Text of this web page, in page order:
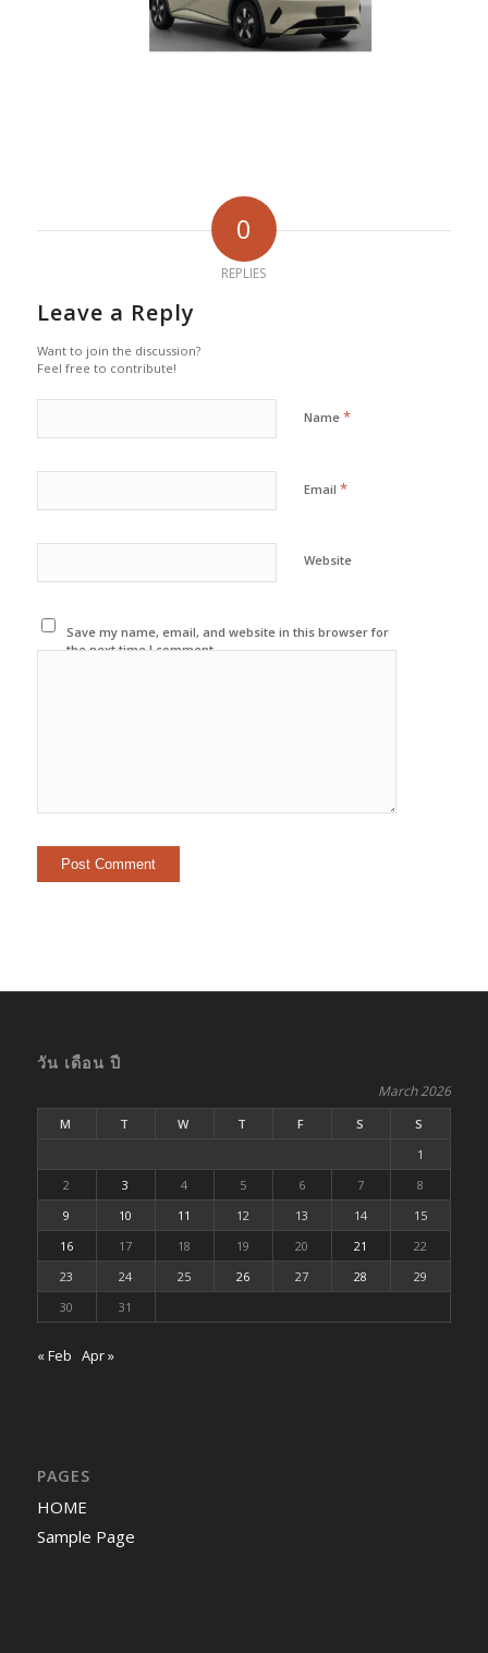
0
REPLIES
Leave a Reply
Want to join the discussion?
Feel free to contribute!
Name *
Email *
Website
Save my name, email, and website in this browser for
the next time I comment.
วัน เดือน ปี
March 2026
M T W T F S
S
1
2
3 4 5 6 7
8
9
10 11 12 13 14
15
16
17 18 19 20 21
22
23
24 25 26 27 28
29
30
31
« Feb Apr »
PAGES
HOME
Sample Page